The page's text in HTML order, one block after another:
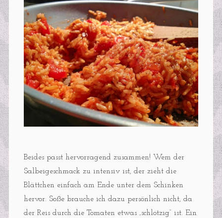
Beides passt hervorragend zusammen! Wem der
Salbeigeschmack zu intensiv ist, der zieht die
Blättchen einfach am Ende unter dem Schinken
hervor. Soße brauche ich dazu persönlich nicht, da
der Reis durch die Tomaten etwas „schlotzig“ ist. Ein